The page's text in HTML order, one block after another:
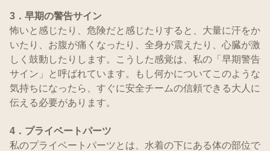
3．早期の警告サイン
怖いと感じたり、危険だと感じたりすると、大量に汗をか
いたり、お腹が痛くなったり、全身が震えたり、心臓が激
しく鼓動したりします。こうした感覚は、私の「早期警告
サイン」と呼ばれています。もし何かについてこのような
気持ちになったら、すぐに安全チームの信頼できる大人に
伝える必要があります。
4．プライベートパーツ
私のプライベートパーツとは、水着の下にある体の部位で